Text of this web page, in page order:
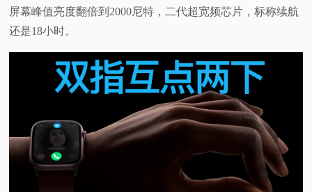
屏幕峰值亮度翻倍到2000尼特，二代超宽频芯片，标称续航
还是18小时。